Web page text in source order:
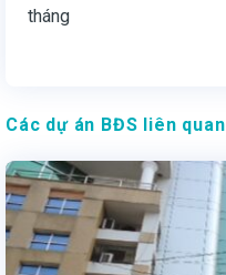
tháng
Các dự án BĐS liên quan